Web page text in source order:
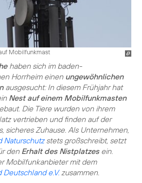
Mobilfunkmast
haben sich im baden-
Horrheim einen ungewöhnlichen
ausgesucht: In diesem Frühjahr hat
Nest auf einem Mobilfunkmasten
Die Tiere wurden von ihrem
vertrieben und finden auf der
sicheres Zuhause. Als Unternehmen,
Naturschutzstets großschreibt, setzt
den Erhalt des Nistplatzesein.
Mobilfunkanbieter mit dem
e.V.zusammen.